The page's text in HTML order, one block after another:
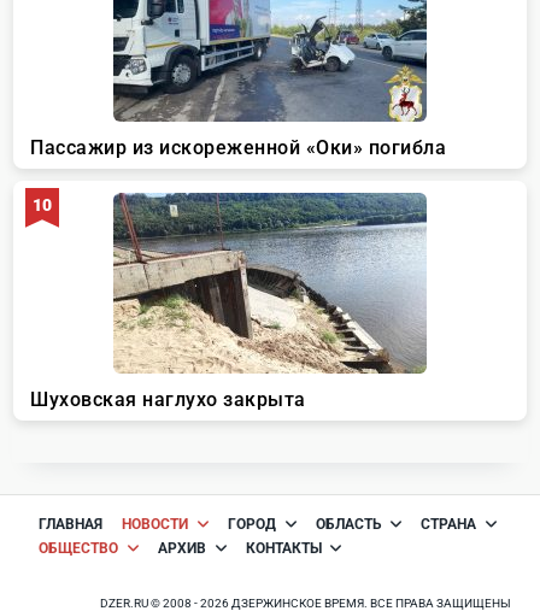
ГЛАВНАЯ НОВОСТИ ГОРОД ОБЛАСТЬ
СТРАНА
ОБЩЕСТВО
АРХИВ КОНТАКТЫ
DZER.RU © 2008 - 2026 ДЗЕРЖИНСКОЕ ВРЕМЯ. ВСЕ ПРАВА ЗАЩИЩЕНЫ